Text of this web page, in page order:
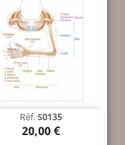
Réf.S0135
20,00 €